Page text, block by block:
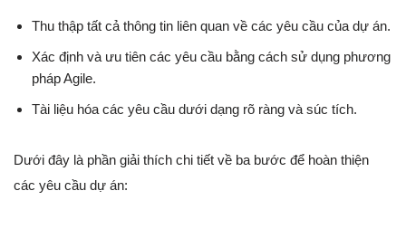
Thu thập tất cả thông tin liên quan về các yêu cầu của dự án.
Xác định và ưu tiên các yêu cầu bằng cách sử dụng phương
pháp Agile.
Tài liệu hóa các yêu cầu dưới dạng rõ ràng và súc tích.
Dưới đây là phần giải thích chi tiết về ba bước để hoàn thiện
các yêu cầu dự án: